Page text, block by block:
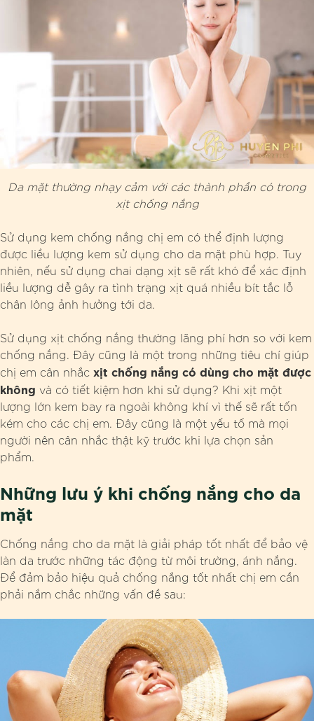
Da mặt thường nhạy cảm với các thành phần có trong
xịt chống nắng
Sử dụng kem chống nắng chị em có thể định lượng
được liều lượng kem sử dụng cho da mặt phù hợp. Tuy
nhiên, nếu sử dụng chai dạng xịt sẽ rất khó để xác định
liều lượng dễ gây ra tình trạng xịt quá nhiều bít tắc lỗ
chân lông ảnh hưởng tới da.
Sử dụng xịt chống nắng thường lãng phí hơn so với kem
chống nắng. Đây cũng là một trong những tiêu chí giúp
chị em cân nhắc xịt chống nắng có dùng cho mặt được
không và có tiết kiệm hơn khi sử dụng? Khi xịt một
lượng lớn kem bay ra ngoài không khí vì thế sẽ rất tốn
kém cho các chị em. Đây cũng là một yếu tố mà mọi
người nên cân nhắc thật kỹ trước khi lựa chọn sản
phẩm.
Những lưu ý khi chống nắng cho da
mặt
Chống nắng cho da mặt là giải pháp tốt nhất để bảo vệ
làn da trước những tác động từ môi trường, ánh nắng.
Để đảm bảo hiệu quả chống nắng tốt nhất chị em cần
phải nắm chắc những vấn đề sau: